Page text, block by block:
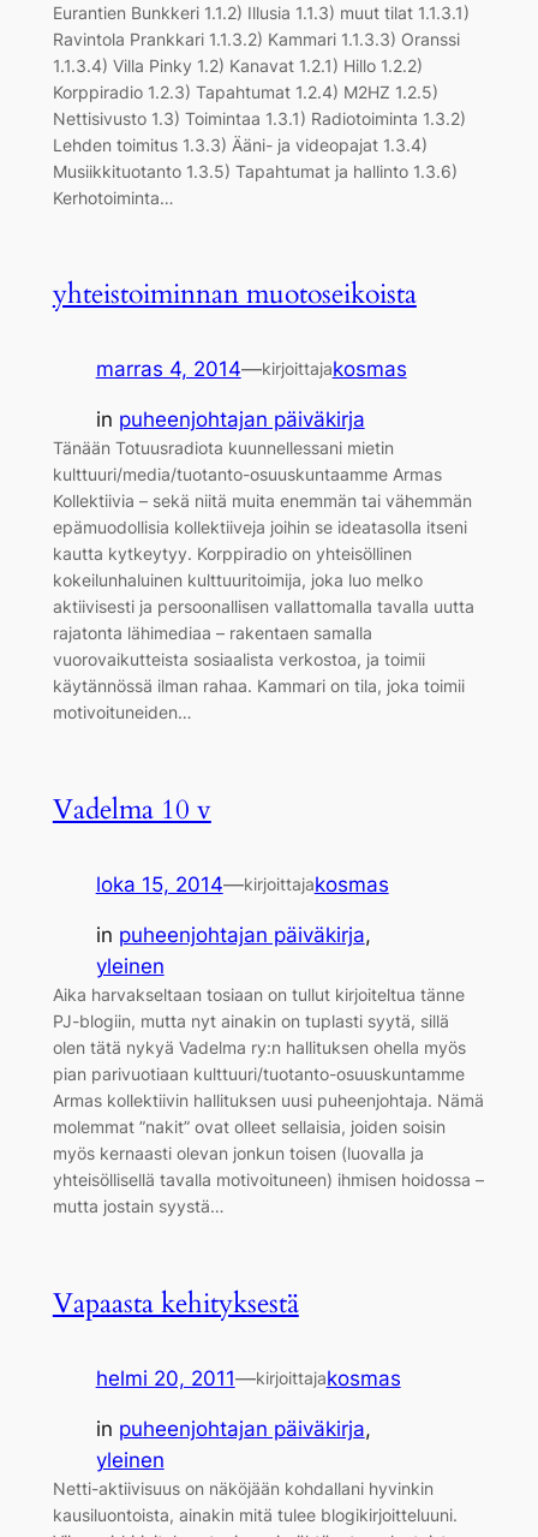
Eurantien Bunkkeri 1.1.2) Illusia 1.1.3) muut tilat 1.1.3.1)
Ravintola Prankkari 1.1.3.2) Kammari 1.1.3.3) Oranssi
1.1.3.4) Villa Pinky 1.2) Kanavat 1.2.1) Hillo 1.2.2)
Korppiradio 1.2.3) Tapahtumat 1.2.4) M2HZ 1.2.5)
Nettisivusto 1.3) Toimintaa 1.3.1) Radiotoiminta 1.3.2)
Lehden toimitus 1.3.3) Ääni- ja videopajat 1.3.4)
Musiikkituotanto 1.3.5) Tapahtumat ja hallinto 1.3.6)
Kerhotoiminta…
yhteistoiminnan muotoseikoista
marras 4, 2014—kirjoittajakosmas
in puheenjohtajan päiväkirja
Tänään Totuusradiota kuunnellessani mietin
kulttuuri/media/tuotanto-osuuskuntaamme Armas
Kollektiivia – sekä niitä muita enemmän tai vähemmän
epämuodollisia kollektiiveja joihin se ideatasolla itseni
kautta kytkeytyy. Korppiradio on yhteisöllinen
kokeilunhaluinen kulttuuritoimija, joka luo melko
aktiivisesti ja persoonallisen vallattomalla tavalla uutta
rajatonta lähimediaa – rakentaen samalla
vuorovaikutteista sosiaalista verkostoa, ja toimii
käytännössä ilman rahaa. Kammari on tila, joka toimii
motivoituneiden…
Vadelma 10 v
loka 15, 2014—kirjoittajakosmas
in puheenjohtajan päiväkirja
yleinen
Aika harvakseltaan tosiaan on tullut kirjoiteltua tänne
PJ-blogiin, mutta nyt ainakin on tuplasti syytä, sillä
olen tätä nykyä Vadelma ry:n hallituksen ohella myös
pian parivuotiaan kulttuuri/tuotanto-osuuskuntamme
Armas kollektiivin hallituksen uusi puheenjohtaja. Nämä
molemmat ”nakit” ovat olleet sellaisia, joiden soisin
myös kernaasti olevan jonkun toisen (luovalla ja
yhteisöllisellä tavalla motivoituneen) ihmisen hoidossa –
mutta jostain syystä…
Vapaasta kehityksestä
helmi 20, 2011—kirjoittajakosmas
in puheenjohtajan päiväkirja
yleinen
Netti-aktiivisuus on näköjään kohdallani hyvinkin
kausiluontoista, ainakin mitä tulee blogikirjoitteluuni.